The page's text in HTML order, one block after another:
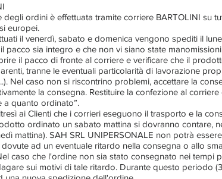
degli ordini è effettuata tramite corriere BARTOLINI su
europei.
il venerdì, sabato e domenica vengono spediti il
pacco sia integro e che non vi siano state
il pacco di fronte al corriere e verificare che il
tranne le eventuali particolarità di lavorazione
Nel caso non si riscontrino problemi, accettare la
la consegna. Restituire la confezione al
a quanto ordinato”.
ai Clienti che i corrieri eseguono il trasporto e la
ordinato un sabato mattina si dovranno contare,
mattina). SAH SRL UNIPERSONALE non potrà
ad un eventuale ritardo nella consegna o allo
caso che l'ordine non sia stato consegnato nei tempi
sui motivi di tale ritardo. Durante questo periodo